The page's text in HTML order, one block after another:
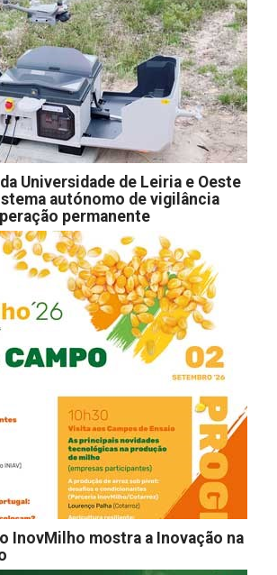
Universidade de Leiria e Oeste
autónomo de vigilância
permanente
InovMilho mostra a Inovação na